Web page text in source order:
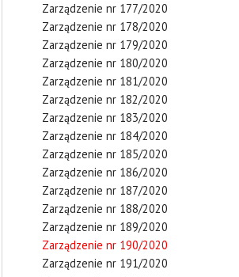
Zarządzenie nr 177/2020
Zarządzenie nr 178/2020
Zarządzenie nr 179/2020
Zarządzenie nr 180/2020
Zarządzenie nr 181/2020
Zarządzenie nr 182/2020
Zarządzenie nr 183/2020
Zarządzenie nr 184/2020
Zarządzenie nr 185/2020
Zarządzenie nr 186/2020
Zarządzenie nr 187/2020
Zarządzenie nr 188/2020
Zarządzenie nr 189/2020
Zarządzenie nr 190/2020
Zarządzenie nr 191/2020